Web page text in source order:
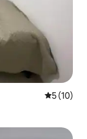
5 (10)